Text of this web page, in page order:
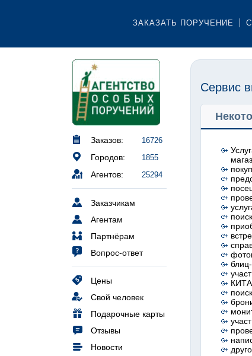
ЗАКАЗАТЬ ПОРУЧЕНИЕ
Заказов: 16726
Городов: 1855
Агентов: 25294
Заказчикам
Агентам
Партнёрам
Вопрос-ответ
Цены
Свой человек
Подарочные карты
Отзывы
Новости
Сервис